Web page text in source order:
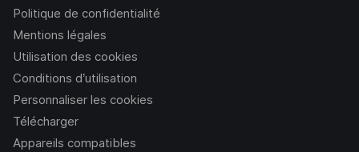
Politique de confidentialité
Mentions légales
Utilisation des cookies
Conditions d’utilisation
Personnaliser les cookies
Télécharger
Appareils compatibles